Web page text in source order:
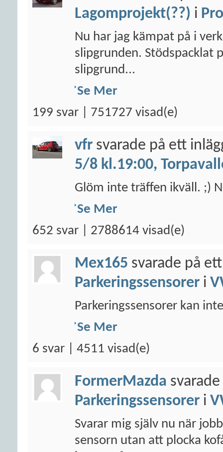
Lagomprojekt(??) i
Nu har jag kämpat på i
slipgrunden. Stödspacklat
slipgrund...
Se Mer
199 svar | 751727 visad(e)
vfr svarade på ett
5/8 kl.19:00,
Glöm inte träffen ikväll. ;)
Se Mer
652 svar | 2788614 visad(e)
Mex165 svarade på
Parkeringssensorer i
Parkeringssensorer kan
Se Mer
6 svar | 4511 visad(e)
FormerMazda
Parkeringssensorer i
Svarar mig själv nu när
sensorn utan att plocka